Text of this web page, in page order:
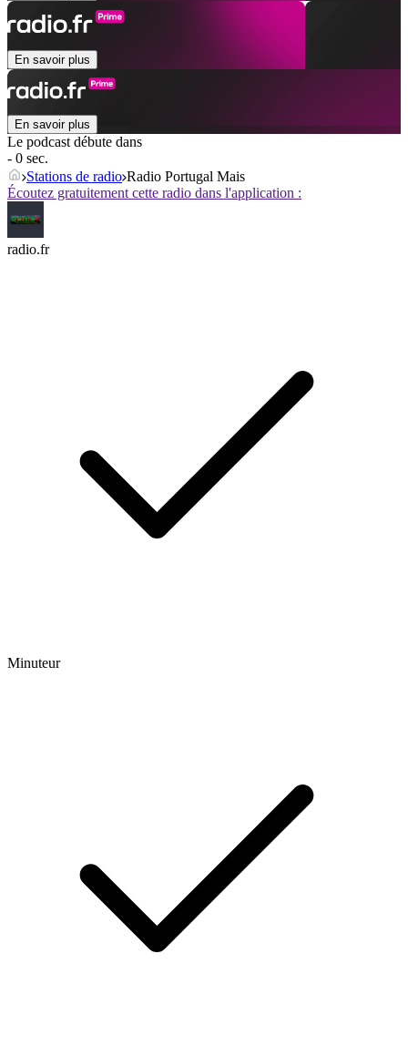
En savoir plus
En savoir plus
Le podcast débute dans
- 0 sec.
Stations de radio Radio Portugal Mais
Écoutez gratuitement cette radio dans l'application :
radio.fr
Minuteur